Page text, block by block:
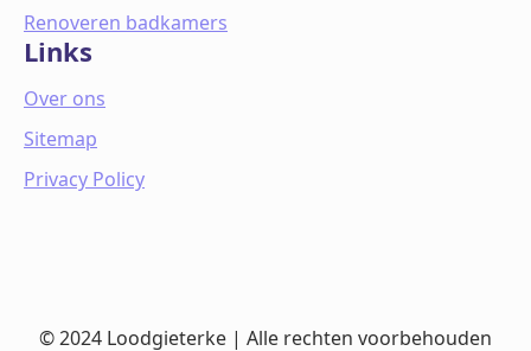
Renoveren badkamers
Links
Over ons
Sitemap
Privacy Policy
© 2024 Loodgieterke | Alle rechten voorbehouden